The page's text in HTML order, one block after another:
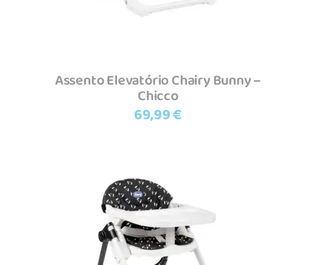
Assento Elevatório Chairy Bunny –
Chicco
69,99€
Adicionar